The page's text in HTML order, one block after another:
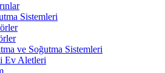
Sistemleri
ve Soğutma Sistemleri
Ev Aletleri